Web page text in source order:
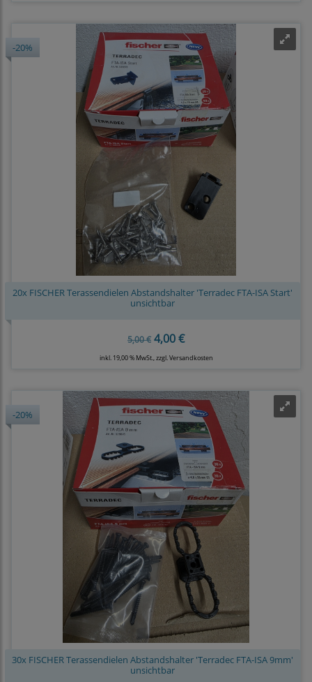
-20%
20x FISCHER Terassendielen Abstandshalter 'Terradec FTA-ISA Start'
unsichtbar
5,00 € 4,00 €
inkl. 19,00 % MwSt., zzgl.Versandkosten
-20%
30x FISCHER Terassendielen Abstandshalter 'Terradec FTA-ISA 9mm'
unsichtbar